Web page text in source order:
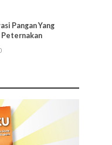
Pangan Yang
Peternakan